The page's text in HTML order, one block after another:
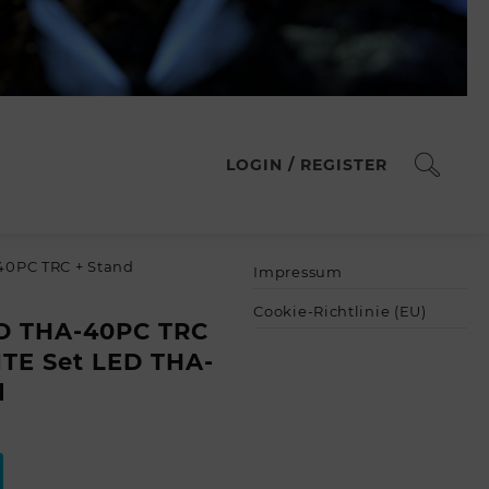
LOGIN / REGISTER
TRC + Stand
THA-40PC TRC
Set LED THA-
Impressum
Cookie-Richtlinie (EU)